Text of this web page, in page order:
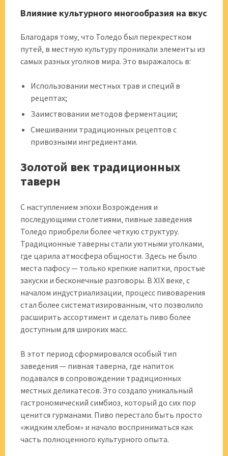
Влияние культурного многообразия на вкус
Благодаря тому‚ что Толедо был перекрестком
путей‚ в местную культуру проникали элементы из
самых разных уголков мира. Это выражалось в:
Использовании местных трав и специй в
рецептах;
Заимствовании методов ферментации;
Смешивании традиционных рецептов с
привозными ингредиентами.
Золотой век традиционных
таверн
С наступлением эпохи Возрождения и
последующими столетиями‚ пивные заведения
Толедо приобрели более четкую структуру.
Традиционные таверны стали уютными уголками‚
где царила атмосфера общности. Здесь не было
места пафосу — только крепкие напитки‚ простые
закуски и бесконечные разговоры. В XIX веке‚ с
началом индустриализации‚ процесс пивоварения
стал более систематизированным‚ что позволило
расширить ассортимент и сделать пиво более
доступным для широких масс.
В этот период сформировался особый тип
заведения — пивная таверна‚ где напиток
подавался в сопровождении традиционных
местных деликатесов. Это создало уникальный
гастрономический симбиоз‚ который до сих пор
ценится гурманами. Пиво перестало быть просто
«жидким хлебом» и начало восприниматься как
часть полноценного культурного опыта.